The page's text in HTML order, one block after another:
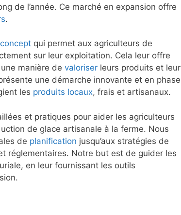
de l’année. Ce marché en expansion offre
.
concept qui permet aux agriculteurs de
sur leur exploitation. Cela leur offre
manière de valoriser leurs produits et leur
une démarche innovante et en phase
les produits locaux, frais et artisanaux.
et pratiques pour aider les agriculteurs
de glace artisanale à la ferme. Nous
de planification jusqu’aux stratégies de
réglementaires. Notre but est de guider les
en leur fournissant les outils